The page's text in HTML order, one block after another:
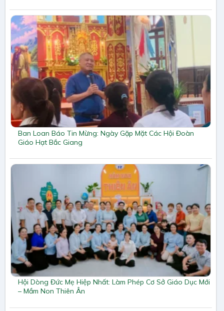
Ban Loan Báo Tin Mừng: Ngày Gặp Mặt Các Hội Đoàn
Giáo Hạt Bắc Giang
Hội Dòng Đức Mẹ Hiệp Nhất: Làm Phép Cơ Sở Giáo Dục Mới
– Mầm Non Thiên Ân